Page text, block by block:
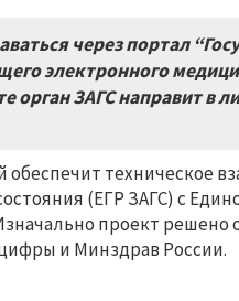
через портал
электронного
орган ЗАГС направит в
техническое
(ЕГР ЗАГС) с
проект решено
и Минздрав России.